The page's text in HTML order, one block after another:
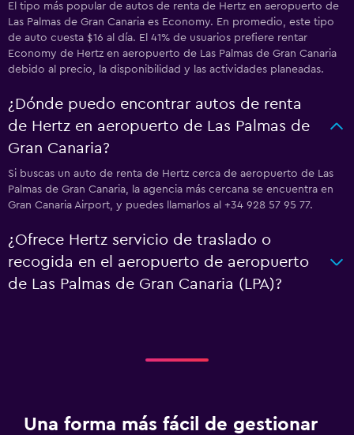
El tipo más popular de autos de renta de Hertz en aeropuerto de
Las Palmas de Gran Canaria es Economy. En promedio, este tipo
de auto cuesta $16 al día. El 41% de usuarios prefiere rentar
Economy de Hertz en aeropuerto de Las Palmas de Gran Canaria
debido al precio, la disponibilidad y las actividades planeadas.
¿Dónde puedo encontrar autos de renta
de Hertz en aeropuerto de Las Palmas de
Gran Canaria?
Si buscas un auto de renta de Hertz cerca de aeropuerto de Las
Palmas de Gran Canaria, la agencia más cercana se encuentra en
Gran Canaria Airport, y puedes llamarlos al +34 928 57 95 77.
¿Ofrece Hertz servicio de traslado o
recogida en el aeropuerto de aeropuerto
de Las Palmas de Gran Canaria (LPA)?
Una forma más fácil de gestionar